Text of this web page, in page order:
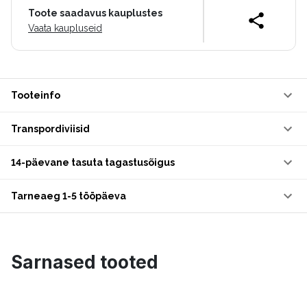
Toote saadavus kauplustes
Vaata kaupluseid
Tooteinfo
Transpordiviisid
14-päevane tasuta tagastusõigus
Tarneaeg 1-5 tööpäeva
Sarnased tooted